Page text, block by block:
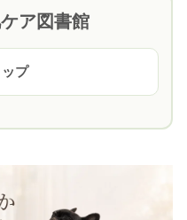
ア図書館
プ